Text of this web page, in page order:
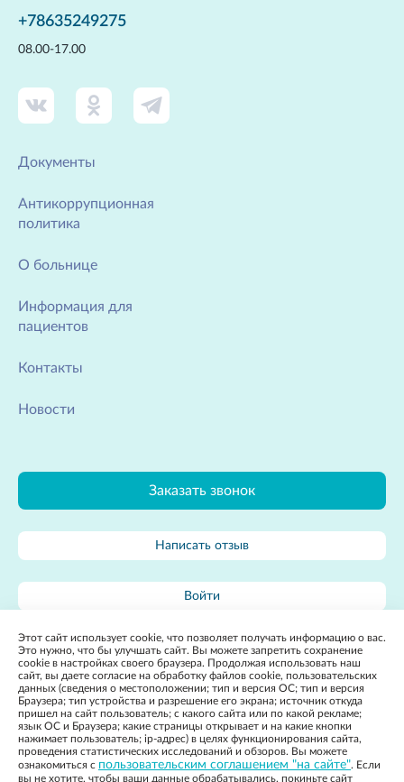
+78635249275
08.00-17.00
Документы
Антикоррупционная
политика
О больнице
Информация для
пациентов
Контакты
Новости
Заказать звонок
Написать отзыв
Войти
Карта сайта
2022, Государственное бюджетное учреждение Ростовской
области «Специализированная инфекционная больница» в г.
Новочеркасске Политика конфиденциальности
Разработка
сайта:
Apricode
Этот сайт использует cookie, что позволяет получать информацию о вас.
Это нужно, что бы улучшать сайт. Вы можете запретить сохранение
cookie в настройках своего браузера. Продолжая использовать наш
сайт, вы даете согласие на обработку файлов cookie, пользовательских
данных (сведения о местоположении; тип и версия ОС; тип и версия
Браузера; тип устройства и разрешение его экрана; источник откуда
пришел на сайт пользователь; с какого сайта или по какой рекламе;
язык ОС и Браузера; какие страницы открывает и на какие кнопки
нажимает пользователь; ip-адрес) в целях функционирования сайта,
проведения статистических исследований и обзоров. Вы можете
ознакомиться с пользовательским соглашением "на сайте". Если
вы не хотите, чтобы ваши данные обрабатывались, покиньте сайт